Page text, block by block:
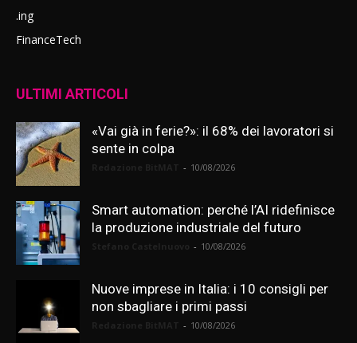
.ing
FinanceTech
ULTIMI ARTICOLI
«Vai già in ferie?»: il 68% dei lavoratori si
sente in colpa
- 10/08/2026
Smart automation: perché l’AI ridefinisce
la produzione industriale del futuro
- 10/08/2026
Nuove imprese in Italia: i 10 consigli per
non sbagliare i primi passi
- 10/08/2026